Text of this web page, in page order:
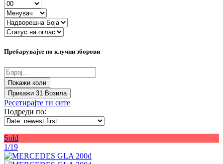
Пребарувајте по клучни зборови
Прикажи 31 Возила
Ресетирајте ги сите
Подреди по:
Sold
1/19